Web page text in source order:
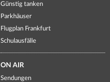
Günstig tanken
Parkhäuser
Flugplan Frankfurt
Schulausfälle
ON AIR
Sendungen